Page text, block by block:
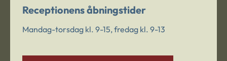
Receptionens åbningstider
Mandag-torsdag kl. 9-15, fredag kl. 9-13